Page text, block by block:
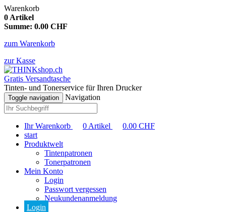
Warenkorb
0 Artikel
Summe: 0.00 CHF
zum Warenkorb
zur Kasse
Gratis Versandtasche
Tinten- und Tonerservice für Ihren Drucker
Toggle navigation Navigation
Ihr Warenkorb 0 Artikel 0.00 CHF
start
Produktwelt
Tintenpatronen
Tonerpatronen
Mein Konto
Login
Passwort vergessen
Neukundenanmeldung
Login